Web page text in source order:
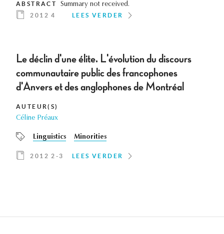
ABSTRACT Summary not received.
2012 4 LEES VERDER
Le déclin d'une élite. L'évolution du discours
communautaire public des francophones
d'Anvers et des anglophones de Montréal
AUTEUR(S)
Céline Préaux
Linguistics Minorities
2012 2-3 LEES VERDER